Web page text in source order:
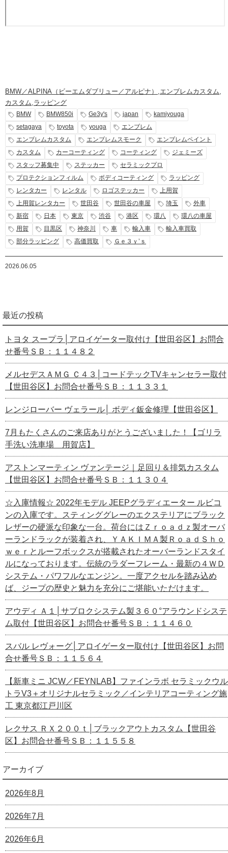
BMW／ALPINA（ビーエムダブリュー／アルピナ） ,エンブレムカスタム,
カスタム,ラッピング
BMW BMW850i Ge3y's japan
kamiyouga
setagaya
toyota youga
エンブレム
エンブレムカスタム
エンブレムスモーク
エンブレムペイント
カスタム
カーコーティング コーティング
ジェミーズ
スタッフ募集中
ステッカー
セラミックプロ
プロテクションフィルム
ボディコーティング
ラッピング
レンタカー
レンタル ロゴステッカー
上用賀
上用賀レンタカー
世田谷 世田谷の車屋 埼玉
外車
新宿
日本 東京 渋谷 港区 環八
環八の車屋
用賀
目黒区 神奈川 車 輸入車
輸入車買取
部分ラッピング
高価買取 Ｇｅ３ｙ’ｓ
2026.06.05
最近の投稿
トヨタ スープラ│アロイゲーター取付け【世田谷区】お問合
せ番号ＳＢ：１１４８２
メルセデスＡＭＧ Ｃ４３│コードテックTVキャンセラー取付
【世田谷区】お問合せ番号ＳＢ：１１３３１
レンジローバー ヴェラール│ ボディ鈑金修理【世田谷区】
7月もたくさんのご来店ありがとうございました！【ゴリラ
手洗い洗車場 用賀店】
アストンマーティン ヴァンテージ｜足回り＆排気カスタム
【世田谷区】お問合せ番号ＳＢ：１１３０４
☆入庫情報☆ 2022年モデル JEEPグラディエーター ルビコ
ンの入庫です。スティンググレーのエクステリアにブラック
レザーの硬派な印象な一台。荷台にはＺｒｏａｄｚ製オーバ
ーランドラックが装着され、ＹＡＫＩＭＡ製ＲｏａｄＳｈｏ
ｗｅｒとルーフボックスが搭載されたオーバーランドスタイ
ルになっております。伝統のラダーフレーム・最新の４ＷＤ
システム・パワフルなエンジン。一度アクセルを踏み込め
ば、ジープの歴史と魅力を充分にご堪能いただけます。
アウディ Ａ１│サブロクシステム製３６０°アラウンドシステ
ム取付【世田谷区】お問合せ番号ＳＢ：１１４６０
スバル レヴォーグ│アロイゲーター取付け【世田谷区】お問
合せ番号ＳＢ：１１５６４
【新車ミニ JCW／FEYNLAB】ファインラボ セラミックウル
トラV3＋オリジナルセラミック／インテリアコーティング施
工 東京都江戸川区
レクサス ＲＸ２００ｔ│ブラックアウトカスタム【世田谷
区】お問合せ番号ＳＢ：１１５５８
アーカイブ
2026年8月
2026年7月
2026年6月